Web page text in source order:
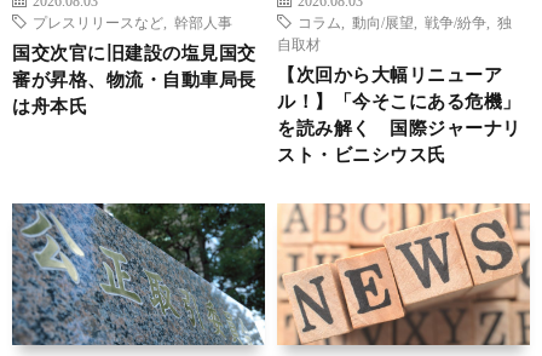
プレスリリースなど
幹部人事
国交次官に旧建設の塩見国交
審が昇格、物流・自動車局長
は舟本氏
コラム
動向/展望 戦争/紛争
独
自取材
【次回から大幅リニューア
ル！】「今そこにある危機」
を読み解く 国際ジャーナリ
スト・ビニシウス氏